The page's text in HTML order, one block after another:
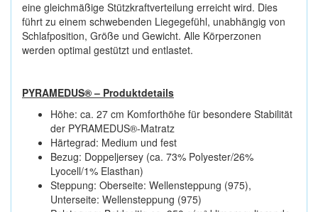
eine gleichmäßige Stützkraftverteilung erreicht wird. Dies
führt zu einem schwebenden Liegegefühl, unabhängig von
Schlafposition, Größe und Gewicht. Alle Körperzonen
werden optimal gestützt und entlastet.
PYRAMEDUS® – Produktdetails
Höhe: ca. 27 cm Komforthöhe für besondere Stabilität
der PYRAMEDUS®-Matratz
Härtegrad: Medium und fest
Bezug: Doppeljersey (ca. 73% Polyester/26%
Lyocell/1% Elasthan)
Steppung: Oberseite: Wellensteppung (975),
Unterseite: Wellensteppung (975)